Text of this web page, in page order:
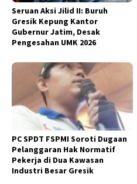
Seruan Aksi Jilid II: Buruh
Gresik Kepung Kantor
Gubernur Jatim, Desak
Pengesahan UMK 2026
PC SPDT FSPMI Soroti Dugaan
Pelanggaran Hak Normatif
Pekerja di Dua Kawasan
Industri Besar Gresik